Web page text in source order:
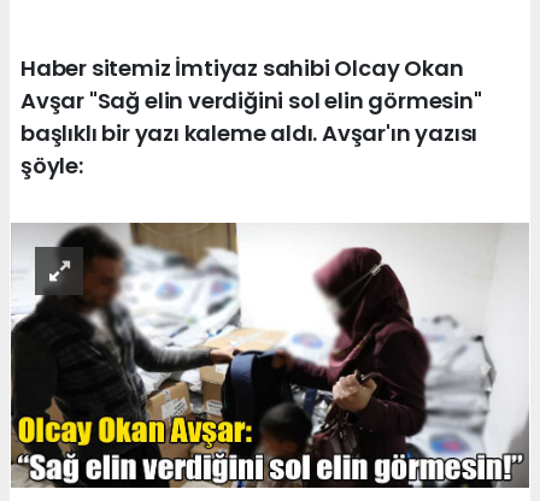
Haber sitemiz İmtiyaz sahibi Olcay Okan
Avşar "Sağ elin verdiğini sol elin görmesin"
başlıklı bir yazı kaleme aldı. Avşar'ın yazısı
şöyle: